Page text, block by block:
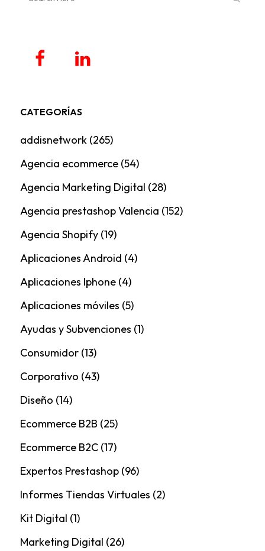
CATEGORÍAS
addisnetwork(265)
Agencia ecommerce(54)
Agencia Marketing Digital (28)
Agencia prestashop Valencia (152)
Agencia Shopify(19)
Aplicaciones Android (4)
Aplicaciones Iphone(4)
Aplicaciones móviles (5)
Ayudas y Subvenciones (1)
Consumidor(13)
Corporativo (43)
Diseño (14)
Ecommerce B2B (25)
Ecommerce B2C(17)
Expertos Prestashop(96)
Informes Tiendas Virtuales (2)
Kit Digital (1)
Marketing Digital (26)